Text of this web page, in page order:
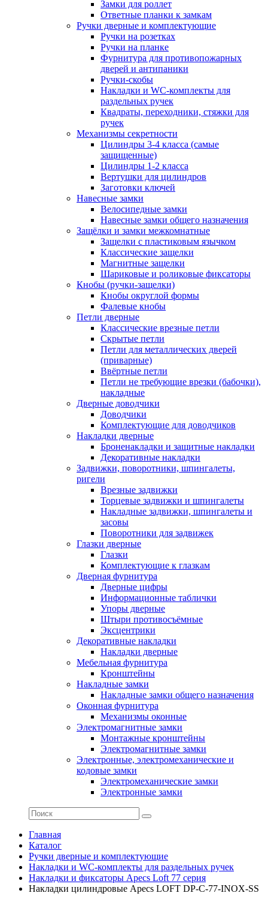
Замки для роллет
Ответные планки к замкам
Ручки дверные и комплектующие
Ручки на розетках
Ручки на планке
Фурнитура для противопожарных
дверей и антипаники
Ручки-скобы
Накладки и WC-комплекты для
раздельных ручек
Квадраты, переходники, стяжки для
ручек
Механизмы секретности
Цилиндры 3-4 класса (самые
защищенные)
Цилиндры 1-2 класса
Вертушки для цилиндров
Заготовки ключей
Навесные замки
Велосипедные замки
Навесные замки общего назначения
Защёлки и замки межкомнатные
Защелки с пластиковым язычком
Классические защелки
Магнитные защелки
Шариковые и роликовые фиксаторы
Кнобы (ручки-защелки)
Кнобы округлой формы
Фалевые кнобы
Петли дверные
Классические врезные петли
Скрытые петли
Петли для металлических дверей
(приварные)
Ввёртные петли
Петли не требующие врезки (бабочки),
накладные
Дверные доводчики
Доводчики
Комплектующие для доводчиков
Накладки дверные
Броненакладки и защитные накладки
Декоративные накладки
Задвижки, поворотники, шпингалеты,
ригели
Врезные задвижки
Торцевые задвижки и шпингалеты
Накладные задвижки, шпингалеты и
засовы
Поворотники для задвижек
Глазки дверные
Глазки
Комплектующие к глазкам
Дверная фурнитура
Дверные цифры
Информационные таблички
Упоры дверные
Штыри противосъёмные
Эксцентрики
Декоративные накладки
Накладки дверные
Мебельная фурнитура
Кронштейны
Накладные замки
Накладные замки общего назначения
Оконная фурнитура
Механизмы оконные
Электромагнитные замки
Монтажные кронштейны
Электромагнитные замки
Электронные, электромеханические и
кодовые замки
Электромеханические замки
Электронные замки
Главная
Каталог
Ручки дверные и комплектующие
Накладки и WC-комплекты для раздельных ручек
Накладки и фиксаторы Apecs Loft 77 серия
Накладки цилиндровые Apecs LOFT DP-C-77-INOX-SS